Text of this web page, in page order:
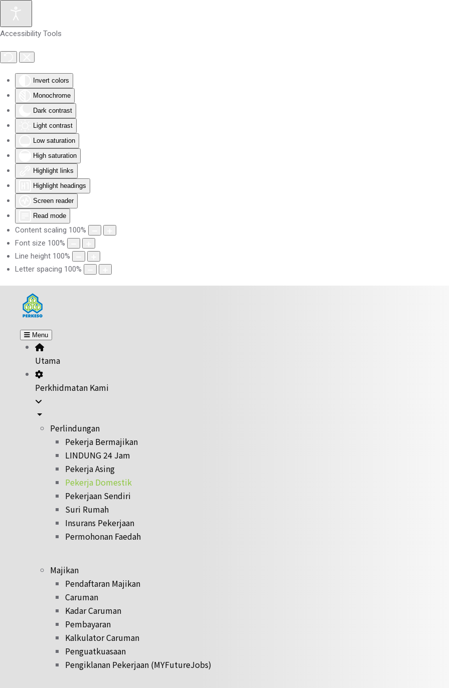
Accessibility Tools
Invert colors
Monochrome
Dark contrast
Light contrast
Low saturation
High saturation
Highlight links
Highlight headings
Screen reader
Read mode
Content scaling 100%
Font size 100%
Line height 100%
Letter spacing 100%
Skip to main content
Menu
Utama
Perkhidmatan Kami
Perlindungan
Pekerja Bermajikan
LINDUNG 24 Jam
Pekerja Asing
Pekerja Domestik
Pekerjaan Sendiri
Suri Rumah
Insurans Pekerjaan
Permohonan Faedah
Majikan
Pendaftaran Majikan
Caruman
Kadar Caruman
Pembayaran
Kalkulator Caruman
Penguatkuasaan
Pengiklanan Pekerjaan (MYFutureJobs)